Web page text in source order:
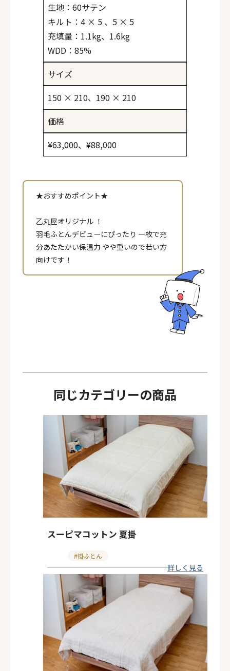
ページ一覧を閉じる
生地：60サテン
キルト：4 × 5 、5 × 5
充填量：1.1kg、1.6kg
WDD：85%
サイズ
150 × 210、190 × 210
価格
¥63,000、¥88,000
★おすすめポイント★
乙丸屋オリジナル ！
羽毛ふとんデビューにぴったり 一枚で充
分あたたかい保温力 やや重いので若い方
向けです！
同じカテゴリーの商品
スーピマコットン 夏掛
テ
掛ふとん
詳しく見る